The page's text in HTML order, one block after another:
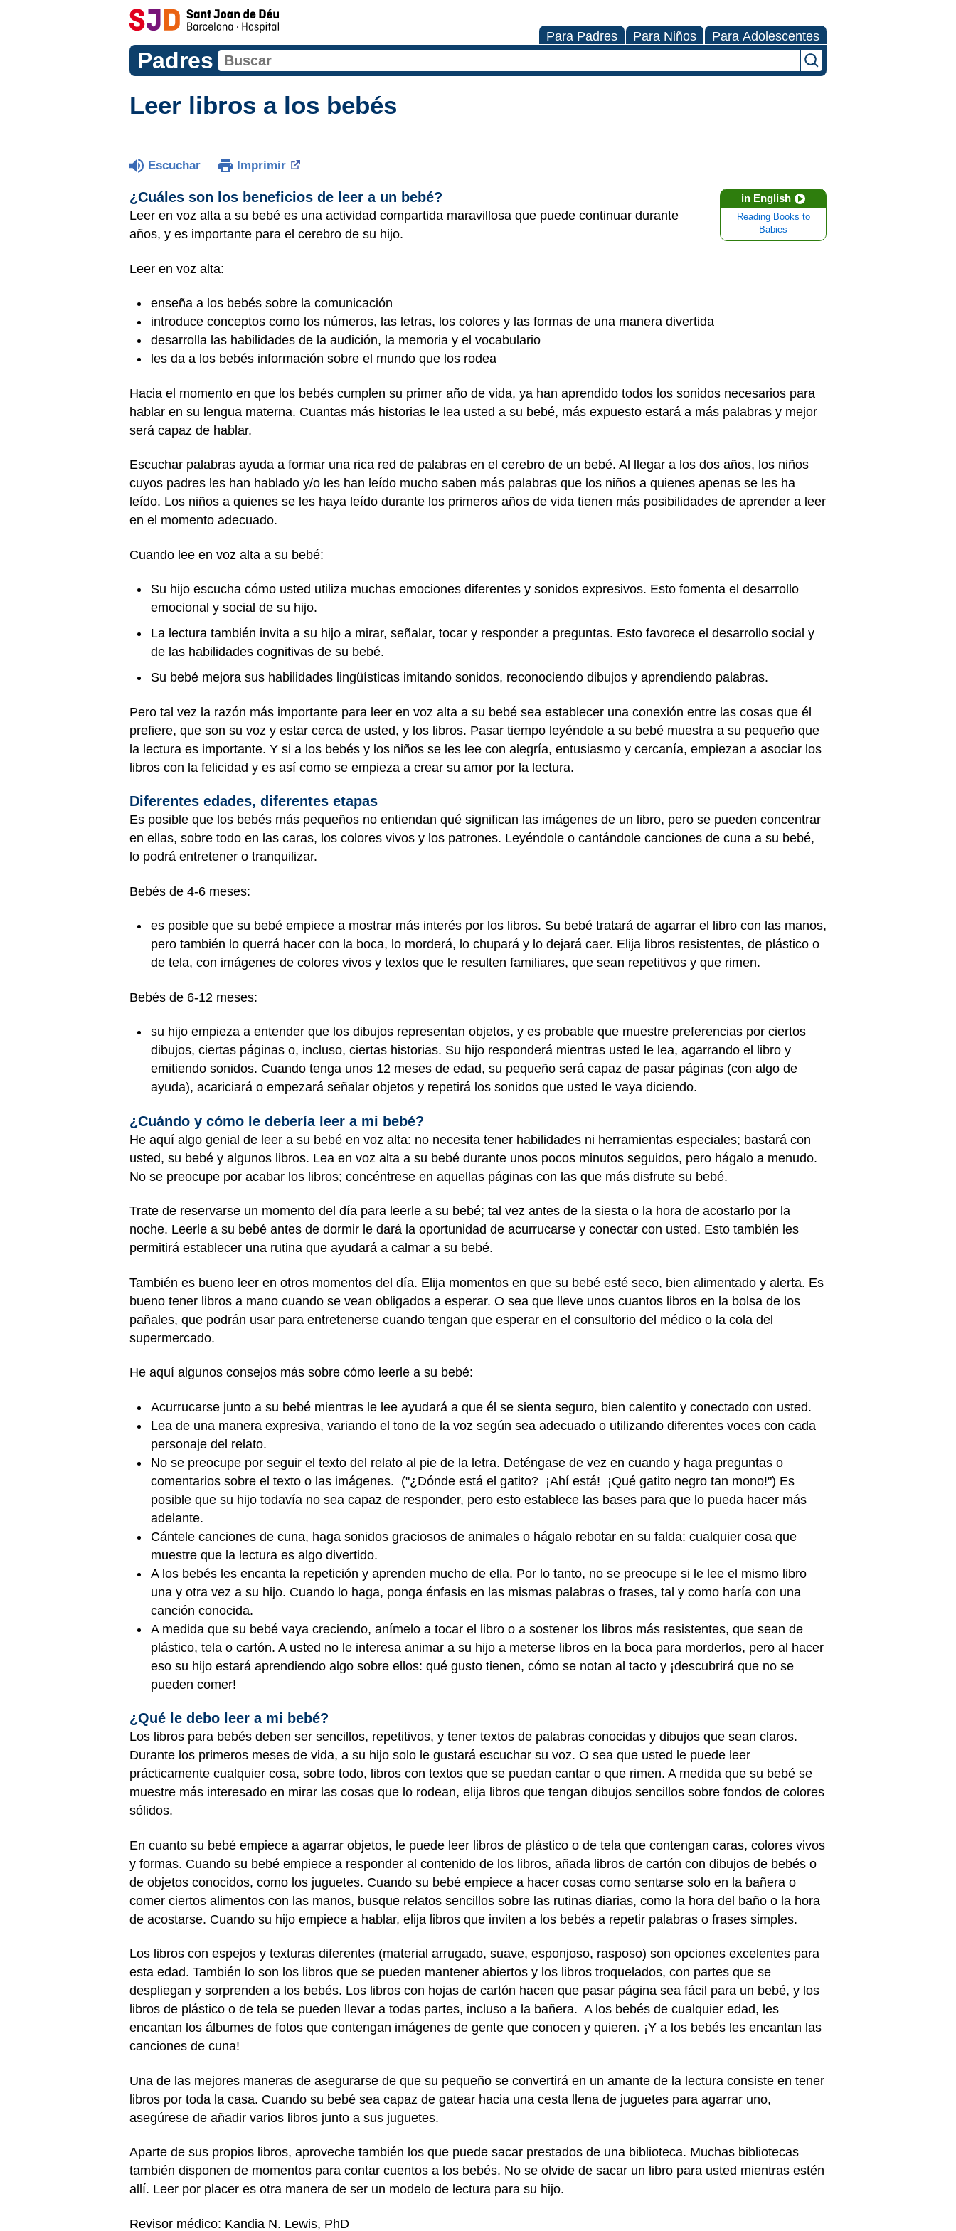
Para Padres Para Niños Para Adolescentes
Padres
Leer libros a los bebés
Escuchar Imprimir
in English
Reading Books to
Babies
¿Cuáles son los beneficios de leer a un bebé?
Leer en voz alta a su bebé es una actividad compartida maravillosa que puede continuar durante
años, y es importante para el cerebro de su hijo.
Leer en voz alta:
enseña a los bebés sobre la comunicación
introduce conceptos como los números, las letras, los colores y las formas de una manera divertida
desarrolla las habilidades de la audición, la memoria y el vocabulario
les da a los bebés información sobre el mundo que los rodea
Hacia el momento en que los bebés cumplen su primer año de vida, ya han aprendido todos los sonidos necesarios para
hablar en su lengua materna. Cuantas más historias le lea usted a su bebé, más expuesto estará a más palabras y mejor
será capaz de hablar.
Escuchar palabras ayuda a formar una rica red de palabras en el cerebro de un bebé. Al llegar a los dos años, los niños
cuyos padres les han hablado y/o les han leído mucho saben más palabras que los niños a quienes apenas se les ha
leído. Los niños a quienes se les haya leído durante los primeros años de vida tienen más posibilidades de aprender a leer
en el momento adecuado.
Cuando lee en voz alta a su bebé:
Su hijo escucha cómo usted utiliza muchas emociones diferentes y sonidos expresivos. Esto fomenta el desarrollo
emocional y social de su hijo.
La lectura también invita a su hijo a mirar, señalar, tocar y responder a preguntas. Esto favorece el desarrollo social y
de las habilidades cognitivas de su bebé.
Su bebé mejora sus habilidades lingüísticas imitando sonidos, reconociendo dibujos y aprendiendo palabras.
Pero tal vez la razón más importante para leer en voz alta a su bebé sea establecer una conexión entre las cosas que él
prefiere, que son su voz y estar cerca de usted, y los libros. Pasar tiempo leyéndole a su bebé muestra a su pequeño que
la lectura es importante. Y si a los bebés y los niños se les lee con alegría, entusiasmo y cercanía, empiezan a asociar los
libros con la felicidad y es así como se empieza a crear su amor por la lectura.
Diferentes edades, diferentes etapas
Es posible que los bebés más pequeños no entiendan qué significan las imágenes de un libro, pero se pueden concentrar
en ellas, sobre todo en las caras, los colores vivos y los patrones. Leyéndole o cantándole canciones de cuna a su bebé,
lo podrá entretener o tranquilizar.
Bebés de 4-6 meses:
es posible que su bebé empiece a mostrar más interés por los libros. Su bebé tratará de agarrar el libro con las manos,
pero también lo querrá hacer con la boca, lo morderá, lo chupará y lo dejará caer. Elija libros resistentes, de plástico o
de tela, con imágenes de colores vivos y textos que le resulten familiares, que sean repetitivos y que rimen.
Bebés de 6-12 meses:
su hijo empieza a entender que los dibujos representan objetos, y es probable que muestre preferencias por ciertos
dibujos, ciertas páginas o, incluso, ciertas historias. Su hijo responderá mientras usted le lea, agarrando el libro y
emitiendo sonidos. Cuando tenga unos 12 meses de edad, su pequeño será capaz de pasar páginas (con algo de
ayuda), acariciará o empezará señalar objetos y repetirá los sonidos que usted le vaya diciendo.
¿Cuándo y cómo le debería leer a mi bebé?
He aquí algo genial de leer a su bebé en voz alta: no necesita tener habilidades ni herramientas especiales; bastará con
usted, su bebé y algunos libros. Lea en voz alta a su bebé durante unos pocos minutos seguidos, pero hágalo a menudo.
No se preocupe por acabar los libros; concéntrese en aquellas páginas con las que más disfrute su bebé.
Trate de reservarse un momento del día para leerle a su bebé; tal vez antes de la siesta o la hora de acostarlo por la
noche. Leerle a su bebé antes de dormir le dará la oportunidad de acurrucarse y conectar con usted. Esto también les
permitirá establecer una rutina que ayudará a calmar a su bebé.
También es bueno leer en otros momentos del día. Elija momentos en que su bebé esté seco, bien alimentado y alerta. Es
bueno tener libros a mano cuando se vean obligados a esperar. O sea que lleve unos cuantos libros en la bolsa de los
pañales, que podrán usar para entretenerse cuando tengan que esperar en el consultorio del médico o la cola del
supermercado.
He aquí algunos consejos más sobre cómo leerle a su bebé:
Acurrucarse junto a su bebé mientras le lee ayudará a que él se sienta seguro, bien calentito y conectado con usted.
Lea de una manera expresiva, variando el tono de la voz según sea adecuado o utilizando diferentes voces con cada
personaje del relato.
No se preocupe por seguir el texto del relato al pie de la letra. Deténgase de vez en cuando y haga preguntas o
comentarios sobre el texto o las imágenes. ("¿Dónde está el gatito? ¡Ahí está! ¡Qué gatito negro tan mono!") Es
posible que su hijo todavía no sea capaz de responder, pero esto establece las bases para que lo pueda hacer más
adelante.
Cántele canciones de cuna, haga sonidos graciosos de animales o hágalo rebotar en su falda: cualquier cosa que
muestre que la lectura es algo divertido.
A los bebés les encanta la repetición y aprenden mucho de ella. Por lo tanto, no se preocupe si le lee el mismo libro
una y otra vez a su hijo. Cuando lo haga, ponga énfasis en las mismas palabras o frases, tal y como haría con una
canción conocida.
A medida que su bebé vaya creciendo, anímelo a tocar el libro o a sostener los libros más resistentes, que sean de
plástico, tela o cartón. A usted no le interesa animar a su hijo a meterse libros en la boca para morderlos, pero al hacer
eso su hijo estará aprendiendo algo sobre ellos: qué gusto tienen, cómo se notan al tacto y ¡descubrirá que no se
pueden comer!
¿Qué le debo leer a mi bebé?
Los libros para bebés deben ser sencillos, repetitivos, y tener textos de palabras conocidas y dibujos que sean claros.
Durante los primeros meses de vida, a su hijo solo le gustará escuchar su voz. O sea que usted le puede leer
prácticamente cualquier cosa, sobre todo, libros con textos que se puedan cantar o que rimen. A medida que su bebé se
muestre más interesado en mirar las cosas que lo rodean, elija libros que tengan dibujos sencillos sobre fondos de colores
sólidos.
En cuanto su bebé empiece a agarrar objetos, le puede leer libros de plástico o de tela que contengan caras, colores vivos
y formas. Cuando su bebé empiece a responder al contenido de los libros, añada libros de cartón con dibujos de bebés o
de objetos conocidos, como los juguetes. Cuando su bebé empiece a hacer cosas como sentarse solo en la bañera o
comer ciertos alimentos con las manos, busque relatos sencillos sobre las rutinas diarias, como la hora del baño o la hora
de acostarse. Cuando su hijo empiece a hablar, elija libros que inviten a los bebés a repetir palabras o frases simples.
Los libros con espejos y texturas diferentes (material arrugado, suave, esponjoso, rasposo) son opciones excelentes para
esta edad. También lo son los libros que se pueden mantener abiertos y los libros troquelados, con partes que se
despliegan y sorprenden a los bebés. Los libros con hojas de cartón hacen que pasar página sea fácil para un bebé, y los
libros de plástico o de tela se pueden llevar a todas partes, incluso a la bañera. A los bebés de cualquier edad, les
encantan los álbumes de fotos que contengan imágenes de gente que conocen y quieren. ¡Y a los bebés les encantan las
canciones de cuna!
Una de las mejores maneras de asegurarse de que su pequeño se convertirá en un amante de la lectura consiste en tener
libros por toda la casa. Cuando su bebé sea capaz de gatear hacia una cesta llena de juguetes para agarrar uno,
asegúrese de añadir varios libros junto a sus juguetes.
Aparte de sus propios libros, aproveche también los que puede sacar prestados de una biblioteca. Muchas bibliotecas
también disponen de momentos para contar cuentos a los bebés. No se olvide de sacar un libro para usted mientras estén
allí. Leer por placer es otra manera de ser un modelo de lectura para su hijo.
Revisor médico: Kandia N. Lewis, PhD